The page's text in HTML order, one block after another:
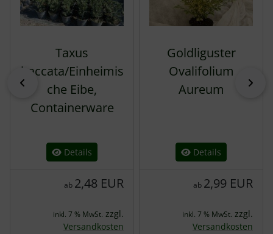
zurück
Taxus
baccata/Einheimis
che Eibe,
Containerware
Details
ab 2,48 EUR
inkl. 7 % MwSt. zzgl.
Versandkosten
Goldliguster
Ovalifolium
Aureum
Details
ab 2,99 EUR
inkl. 7 % MwSt. zzgl.
Versandkosten